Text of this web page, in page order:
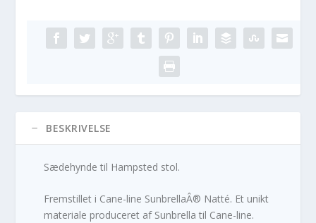
BESKRIVELSE
Sædehynde til Hampsted stol.
Fremstillet i Cane-line SunbrellaÂ® Natté. Et unikt
materiale produceret af Sunbrella til Cane-line.